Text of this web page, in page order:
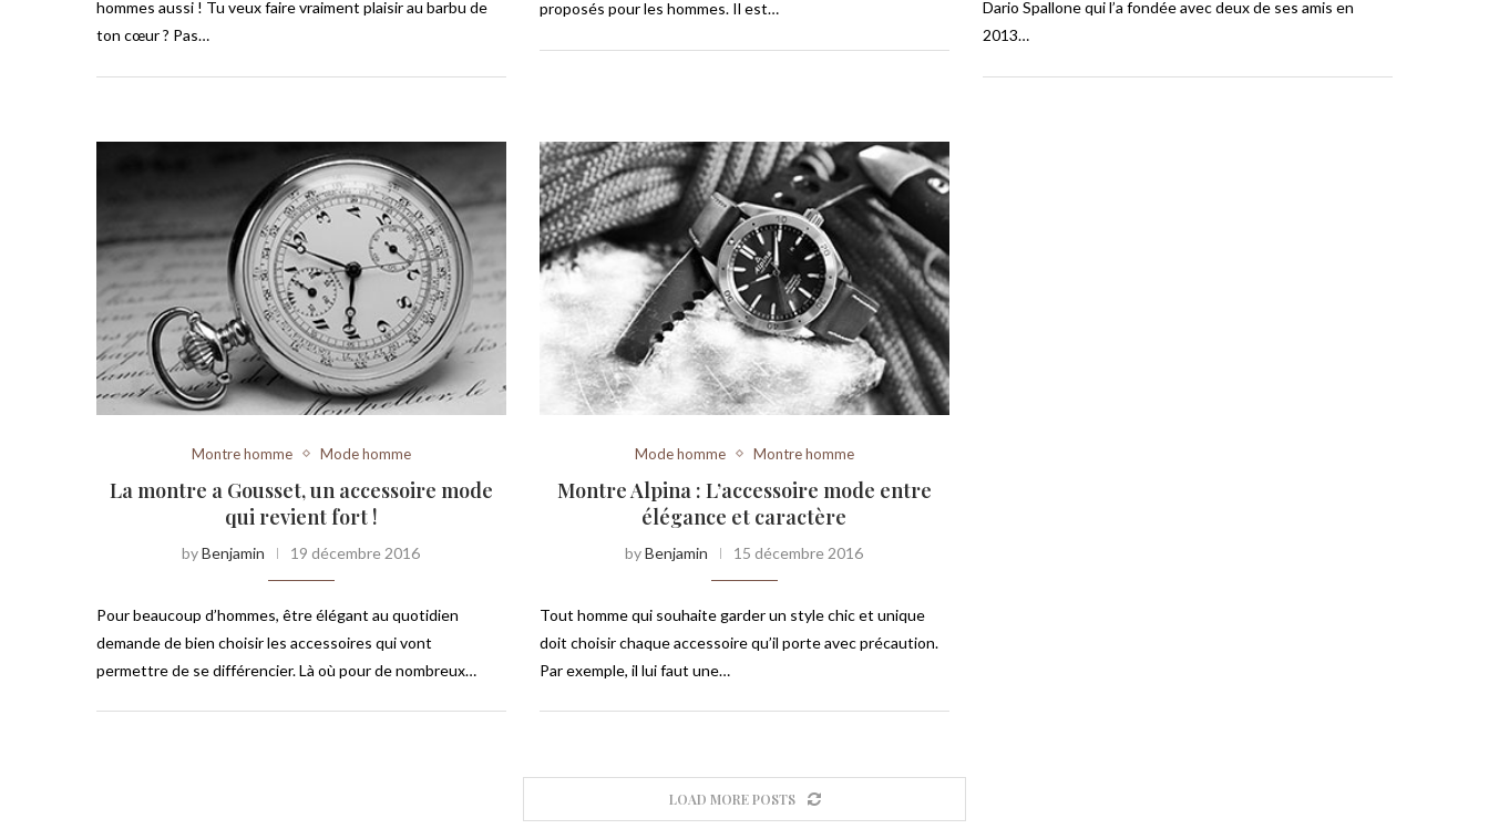
hommes aussi ! Tu veux faire vraiment plaisir au barbu de
ton cœur ? Pas…
proposés pour les hommes. Il est…
Dario Spallone qui l’a fondée avec deux de ses amis en
2013…
Montre homme Mode homme
La montre a Gousset, un accessoire mode
qui revient fort !
byBenjamin 19 décembre 2016
Pour beaucoup d’hommes, être élégant au quotidien
demande de bien choisir les accessoires qui vont
permettre de se différencier. Là où pour de nombreux…
Mode homme Montre homme
Montre Alpina : L’accessoire mode entre
élégance et caractère
byBenjamin 15 décembre 2016
Tout homme qui souhaite garder un style chic et unique
doit choisir chaque accessoire qu’il porte avec précaution.
Par exemple, il lui faut une…
LOAD MORE POSTS